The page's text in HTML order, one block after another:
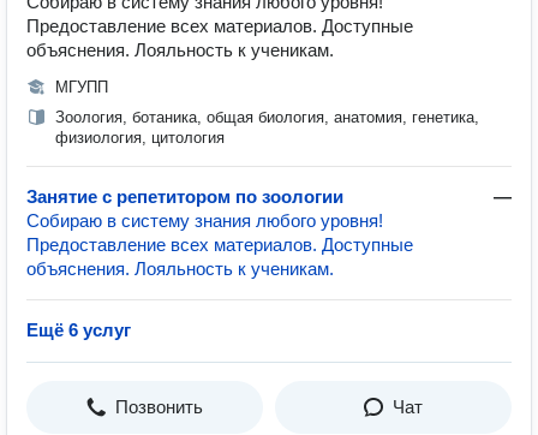
Предоставление всех материалов. Доступные
объяснения. Лояльность к ученикам.
МГУПП
Зоология, ботаника, общая биология, анатомия, генетика,
физиология, цитология
Занятие с репетитором по зоологии
—
Собираю в систему знания любого уровня!
Предоставление всех материалов. Доступные
объяснения. Лояльность к ученикам.
Ещё 6 услуг
Позвонить Чат